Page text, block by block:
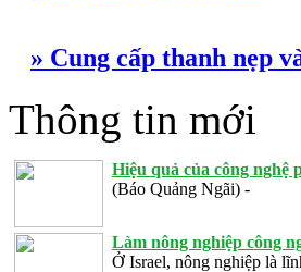
» Cung cấp thanh nẹp
Thông tin mới
Hiệu quả của công
(Báo Quảng Ngãi) -
Làm nông nghiệp công
Ở Israel, nông nghiệp là